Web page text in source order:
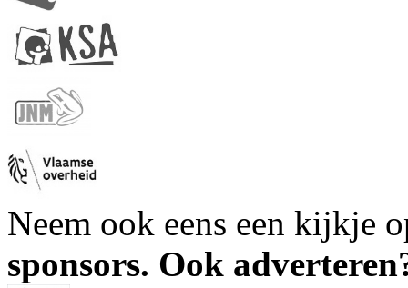
Neem ook eens een kijkje
sponsors. Ook